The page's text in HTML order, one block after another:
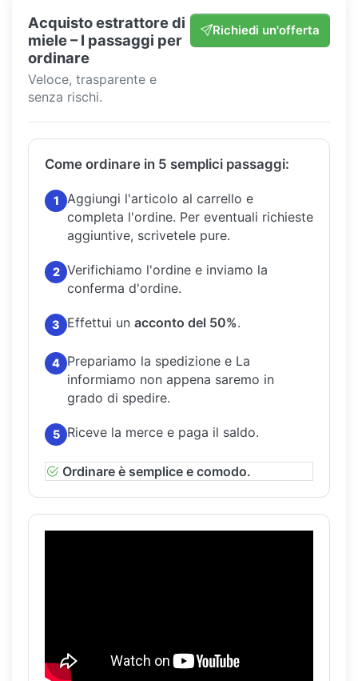
Acquisto estrattore di
miele – I passaggi per
ordinare
Veloce, trasparente e
senza rischi.
Richiedi un'offerta
Come ordinare in 5 semplici passaggi:
1
Aggiungi l'articolo al carrello e
completa l'ordine. Per eventuali richieste
aggiuntive, scrivetele pure.
2 Verifichiamo l'ordine e inviamo la
conferma d'ordine.
3 Effettui un acconto del 50%.
4 Prepariamo la spedizione e La
informiamo non appena saremo in
grado di spedire.
5 Riceve la merce e paga il saldo.
Ordinare è semplice e comodo.